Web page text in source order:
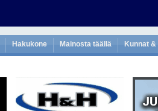
Hakukone Mainosta täällä Kunnat